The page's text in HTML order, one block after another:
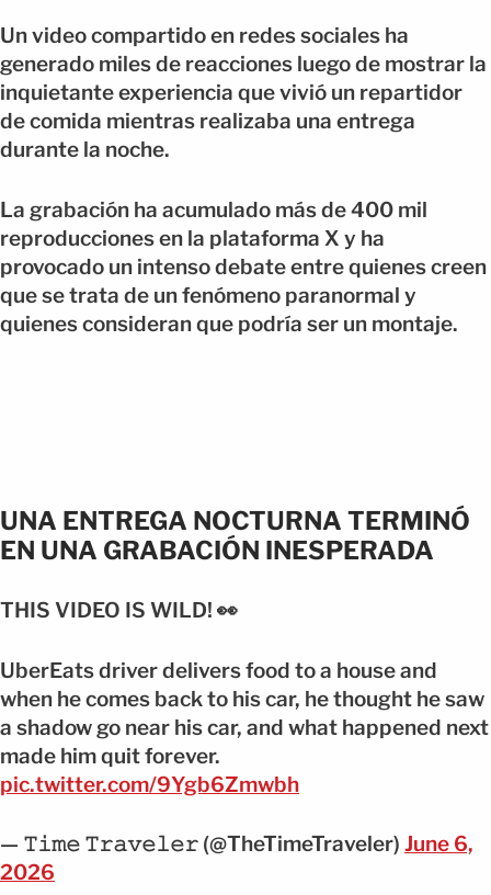
Un video compartido en redes sociales ha
generado miles de reacciones luego de mostrar la
inquietante experiencia que vivió un repartidor
de comida mientras realizaba una entrega
durante la noche.
La grabación ha acumulado más de 400 mil
reproducciones en la plataforma X y ha
provocado un intenso debate entre quienes creen
que se trata de un fenómeno paranormal y
quienes consideran que podría ser un montaje.
UNA ENTREGA NOCTURNA TERMINÓ
EN UNA GRABACIÓN INESPERADA
THIS VIDEO IS WILD! 👀
UberEats driver delivers food to a house and
when he comes back to his car, he thought he saw
a shadow go near his car, and what happened next
made him quit forever.
pic.twitter.com/9Ygb6Zmwbh
— 𝚃𝚒𝚖𝚎 𝚃𝚛𝚊𝚟𝚎𝚕𝚎𝚛 (@TheTimeTraveler) June 6,
2026